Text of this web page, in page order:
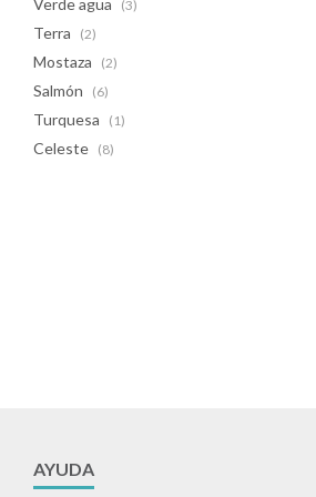
Verde agua (3)
Terra (2)
Mostaza (2)
Salmón (6)
Turquesa (1)
Celeste (8)
AYUDA